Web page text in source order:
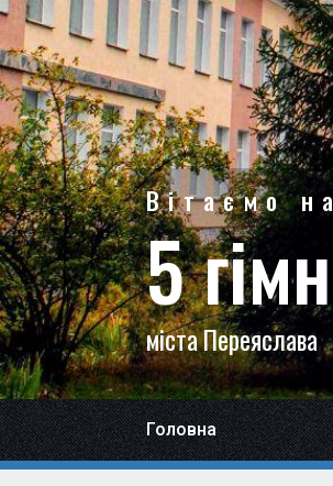
Вітаємо
5
міста Переяслава
Головна